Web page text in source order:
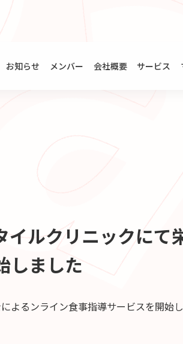
お知らせ メンバー 会社概要 サービス
イルクリニックにて
しました
よるンライン食事指導サービスを開始